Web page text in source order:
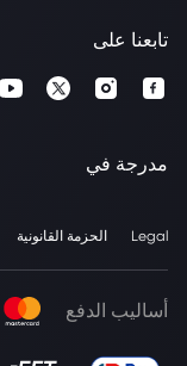
تابعنا على
مدرجة في
Legal الحزمة القانونية
أساليب الدفع